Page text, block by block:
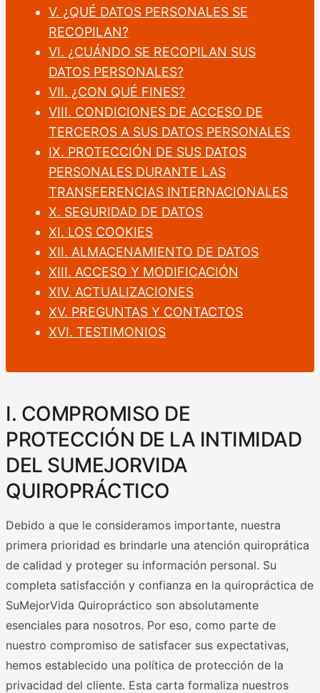
V. ¿QUÉ DATOS PERSONALES SE
RECOPILAN?
VI. ¿CUÁNDO SE RECOPILAN SUS
DATOS PERSONALES?
VII. ¿CON QUÉ FINES?
VIII. CONDICIONES DE ACCESO DE
TERCEROS A SUS DATOS PERSONALES
IX. PROTECCIÓN DE SUS DATOS
PERSONALES DURANTE LAS
TRANSFERENCIAS INTERNACIONALES
X. SEGURIDAD DE DATOS
XI. LOS COOKIES
XII. ALMACENAMIENTO DE DATOS
XIII. ACCESO Y MODIFICACIÓN
XIV. ACTUALIZACIONES
XV. PREGUNTAS Y CONTACTOS
XVI. TESTIMONIOS
I. COMPROMISO DE
PROTECCIÓN DE LA INTIMIDAD
DEL SUMEJORVIDA
QUIROPRÁCTICO
Debido a que le consideramos importante, nuestra
primera prioridad es brindarle una atención quiroprática
de calidad y proteger su información personal. Su
completa satisfacción y confianza en la quiropráctica de
SuMejorVida Quiropráctico son absolutamente
esenciales para nosotros. Por eso, como parte de
nuestro compromiso de satisfacer sus expectativas,
hemos establecido una política de protección de la
privacidad del cliente. Esta carta formaliza nuestros